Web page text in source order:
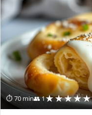
⏱ 70 min👥 1★★★★★